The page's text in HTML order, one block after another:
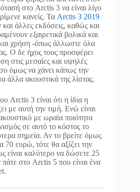
στο Arctis 3 να είναι λίγο
κανείς. Τα Arctis 3 2019
και άλλες εκδόσεις, καθώς και
εξαιρετικά βολικά και
χρήση -όπως άλλωστε όλα
Ο δε ήχος τους προσφέρει
στις μεσαίες και υψηλές
όμως να χάνει κάπως την
άλλα ακουστικά της λίστας.
Arctis 3 είναι ότι η ίδια η
με αυτή την τιμή. Ενώ είναι
με ωραία ποιότητα
σε αυτό το κόστος το
σημεία. Αν το βρείτε όμως
ευρώ, τότε θα αξίζει την
είναι καλύτερο να δώσετε 25
στο Arctis 5 που είναι ένα